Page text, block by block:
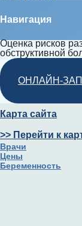
Навигация
Оценка рисков
обструктивной
ОНЛАЙН-
Карта сайта
>> Перейти к
Врачи
Цены
Беременность